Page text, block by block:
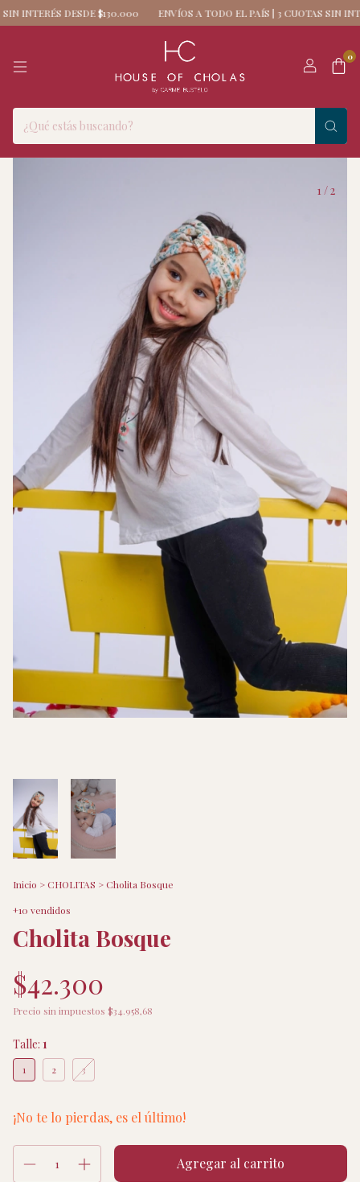
DESDE $130.000 ENVÍOS A TODO EL PAÍS | 3 CUOTAS SIN INTERÉS
0
1 /2
Inicio >CHOLITAS >Cholita Bosque
+10 vendidos
Cholita Bosque
$42.300
Precio sin impuestos $34.958,68
Talle: 1
1 2 3
¡No te lo pierdas, es el último!